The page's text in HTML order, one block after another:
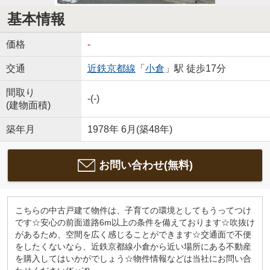
基本情報
価格 -
交通 近鉄京都線 「 小倉 」駅 徒歩17分
間取り
(建物面積)
-(-)
築年月 1978年 6月(築48年)
お問い合わせ(無料)
こちらの中古戸建て物件は、子育ての環境としてもうってつけ
です☆安心の前面道路6m以上の条件を備えております☆吹抜け
があるため、空間を広く感じることができます☆交通面で不便
をしたくないなら、近鉄京都線小倉から近い場所にある不動産
を購入してはいかがでしょう☆物件情報などは当社にお問い合